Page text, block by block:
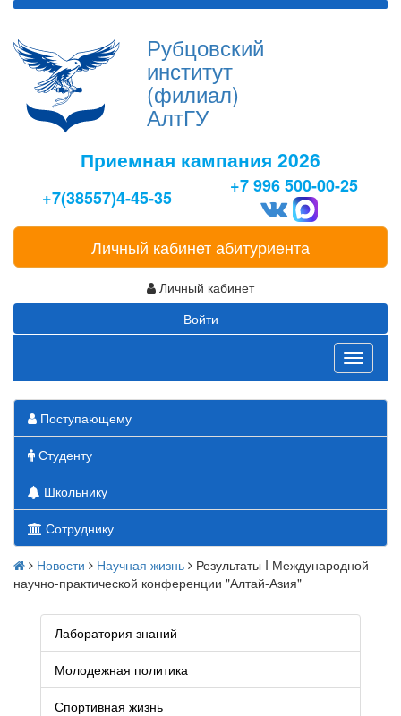
Рубцовский
институт
(филиал)
АлтГУ
Приемная кампания 2026
+7(38557)4-45-35
+7 996 500-00-25
Личный кабинет абитуриента
Личный кабинет
Войти
Toggle
Поступающему
Студенту
Школьнику
Сотруднику
Новости Научная жизнь
Результаты I Международной
научно-практической конференции "Алтай-Азия"
Лаборатория знаний
Молодежная политика
Спортивная жизнь